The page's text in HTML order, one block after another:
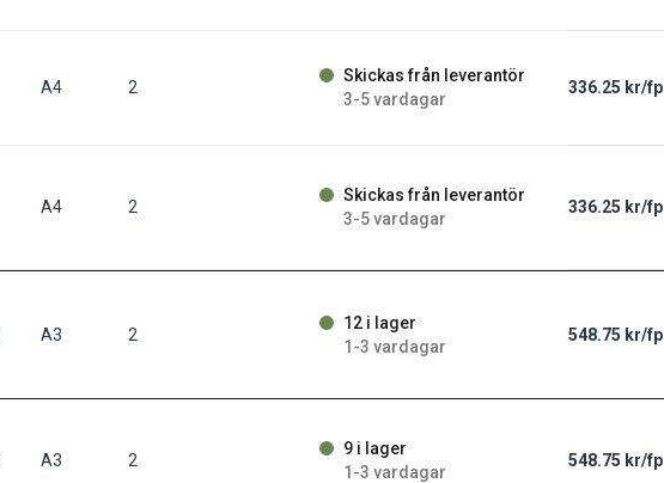
A4 2
Skickas från leverantör
3-5 vardagar
336.25 kr/fp
A4 2
Skickas från leverantör
3-5 vardagar
336.25 kr/fp
A3 2
12 i lager
1-3 vardagar
548.75 kr/fp
A3 2
9 i lager
1-3 vardagar
548.75 kr/fp